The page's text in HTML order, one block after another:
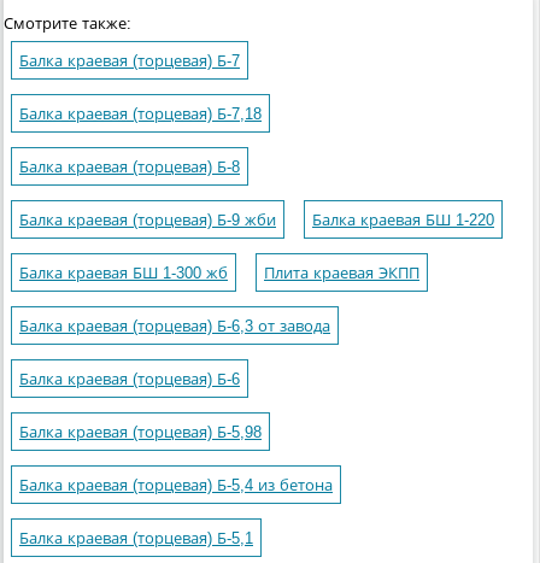
Смотрите также:
Балка краевая (торцевая) Б-7
Балка краевая (торцевая) Б-7,18
Балка краевая (торцевая) Б-8
Балка краевая (торцевая) Б-9 жби Балка краевая БШ 1-220
Балка краевая БШ 1-300 жб Плита краевая ЭКПП
Балка краевая (торцевая) Б-6,3 от завода
Балка краевая (торцевая) Б-6
Балка краевая (торцевая) Б-5,98
Балка краевая (торцевая) Б-5,4 из бетона
Балка краевая (торцевая) Б-5,1